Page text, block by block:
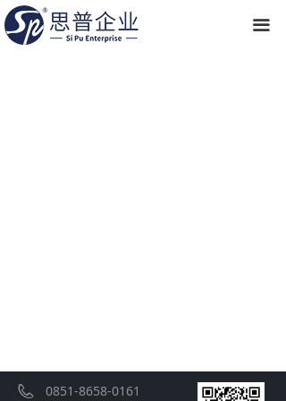
끀
0851-8658-0161